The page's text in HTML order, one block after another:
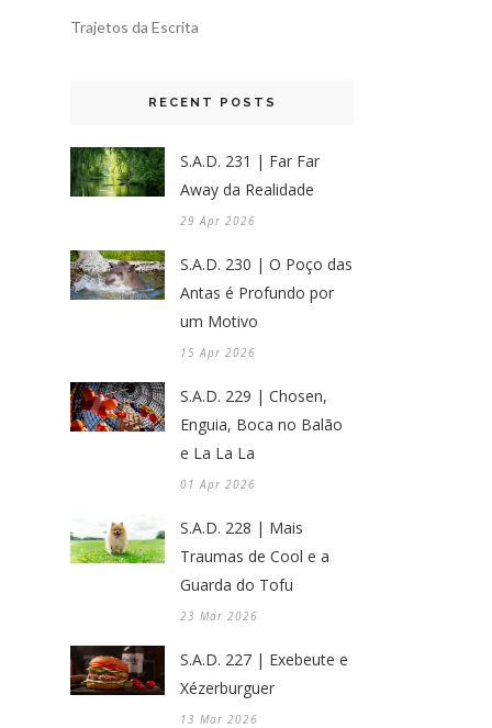
Trajetos da Escrita
RECENT POSTS
S.A.D. 231 | Far Far
Away da Realidade
29 Apr 2026
S.A.D. 230 | O Poço das
Antas é Profundo por
um Motivo
15 Apr 2026
S.A.D. 229 | Chosen,
Enguia, Boca no Balão
e La La La
01 Apr 2026
S.A.D. 228 | Mais
Traumas de Cool e a
Guarda do Tofu
23 Mar 2026
S.A.D. 227 | Exebeute e
Xézerburguer
13 Mar 2026